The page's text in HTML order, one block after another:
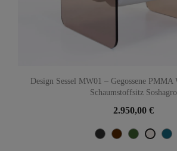
Design Sessel MW01 – Gegossene
Schaumstoffsitz Soshagro
2.950,00 €
Noir Métallique
BraunGrünPerle